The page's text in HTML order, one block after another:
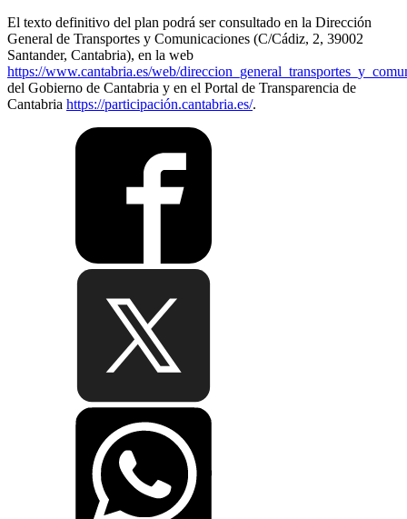
El texto definitivo del plan podrá ser consultado en la Dirección
General de Transportes y Comunicaciones (C/Cádiz, 2, 39002
Santander, Cantabria), en la web
https://www.cantabria.es/web/
del Gobierno de Cantabria y en el Portal de Transparencia de
Cantabria https://participación.cantabria.es/.